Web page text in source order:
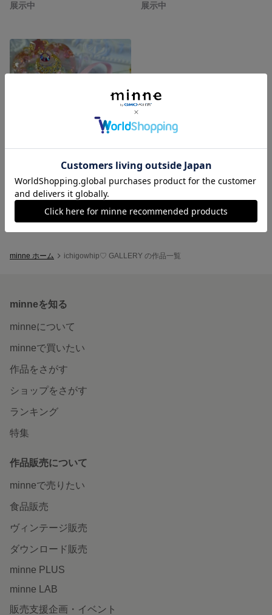
展示中 展示中
ふたご星のブローチ(ローズ）
展示中
minne ホーム ichigowhip♡ GALLERY の作品一覧
minneを知る
minneについて
minneで買いたい
作品をさがす
ショップをさがす
ランキング
特集
作品販売について
minneで売りたい
食品販売
ヴィンテージ販売
ダウンロード販売
minne PLUS
minne LAB
販売支援企画・イベント